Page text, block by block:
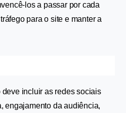
los a passar por cada
para o site e manter a
incluir as redes sociais
engajamento da audiência,